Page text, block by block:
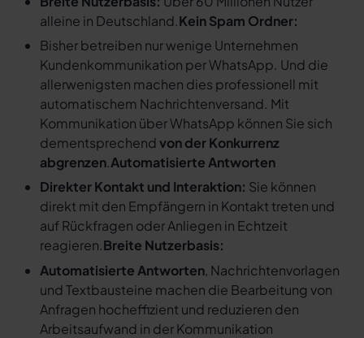
alleine in Deutschland.Kein Spam Ordner:
Bisher betreiben nur wenige Unternehmen
Kundenkommunikation per WhatsApp. Und die
allerwenigsten machen dies professionell mit
automatischem Nachrichtenversand. Mit
Kommunikation über WhatsApp können Sie sich
dementsprechendvon der Konkurrenz
abgrenzen.Automatisierte Antworten
Direkter Kontakt und Interaktion: Sie können
direkt mit den Empfängern in Kontakt treten und
auf Rückfragen oder Anliegen in Echtzeit
reagieren.Breite Nutzerbasis:
Automatisierte Antworten, Nachrichtenvorlagen
und Textbausteine machen die Bearbeitung von
Anfragen hocheffizient und reduzieren den
Arbeitsaufwand in der Kommunikation